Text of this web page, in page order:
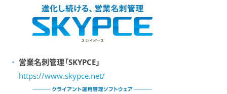
営業名刺管理「SKYPCE」
https://www.skypce.net/